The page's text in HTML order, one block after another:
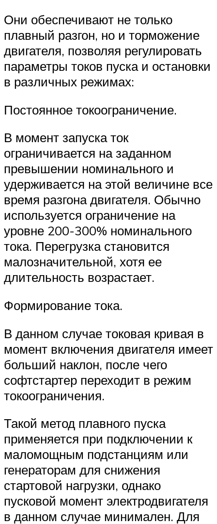
Они обеспечивают не только
плавный разгон, но и торможение
двигателя, позволяя регулировать
параметры токов пуска и остановки
в различных режимах:
Постоянное токоограничение.
В момент запуска ток
ограничивается на заданном
превышении номинального и
удерживается на этой величине все
время разгона двигателя. Обычно
используется ограничение на
уровне 200-300% номинального
тока. Перегрузка становится
малозначительной, хотя ее
длительность возрастает.
Формирование тока.
В данном случае токовая кривая в
момент включения двигателя имеет
больший наклон, после чего
софтстартер переходит в режим
токоограничения.
Такой метод плавного пуска
применяется при подключении к
маломощным подстанциям или
генераторам для снижения
стартовой нагрузки, однако
пусковой момент электродвигателя
в данном случае минимален. Для